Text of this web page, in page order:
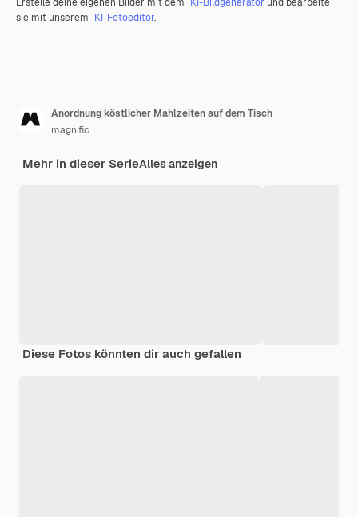
sie mit unserem KI-Fotoeditor.
Anordnung köstlicher Mahlzeiten auf dem Tisch
magnific
Mehr in dieser SerieAlles anzeigen
Diese Fotos könnten dir auch gefallen